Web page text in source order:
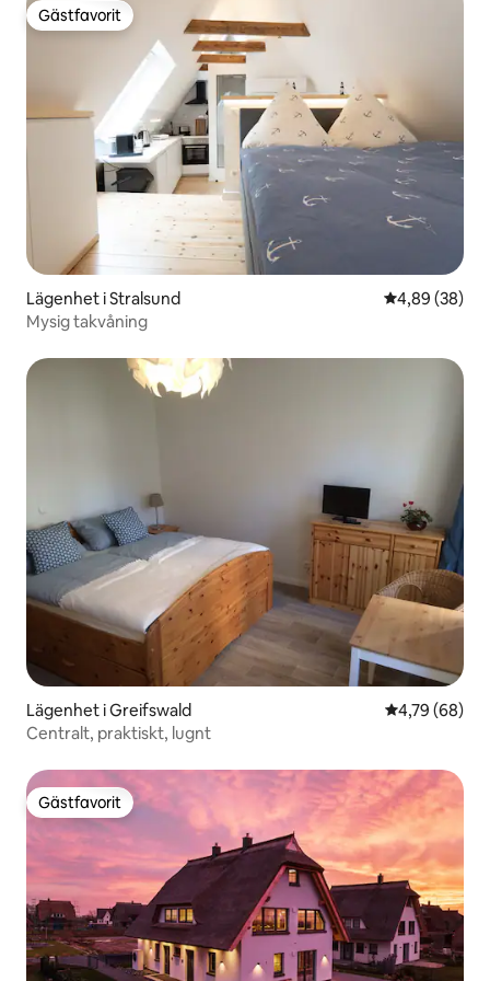
Gästfavorit
Gästfavorit
Lägenhet i Stralsund 4,89 av 5 i
4,89 (38)
Mysig takvåning
Lägenhet i Greifswald 4,79 av 5 i
4,79 (68)
Centralt, praktiskt, lugnt
Gästfavorit
Gästfavorit